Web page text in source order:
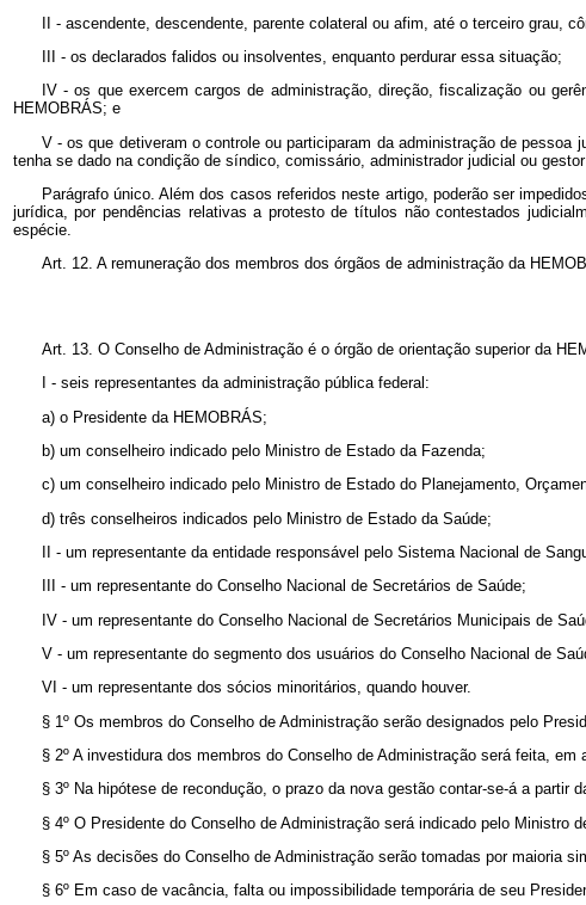
II - ascendente, descendente, parente colateral ou afim, até o terceiro grau,
III - os declarados falidos ou insolventes, enquanto perdurar essa situação;
IV - os que exercem cargos de administração, direção, fiscalização ou
HEMOBRÁS; e
V - os que detiveram o controle ou participaram da administração de
tenha se dado na condição de síndico, comissário, administrador judicial ou gestor
Parágrafo único. Além dos casos referidos neste artigo, poderão ser
jurídica, por pendências relativas a protesto de títulos não contestados
espécie.
Art. 12. A remuneração dos membros dos órgãos de administração da
Art. 13. O Conselho de Administração é o órgão de orientação superior da
I - seis representantes da administração pública federal:
a) o Presidente da HEMOBRÁS;
b) um conselheiro indicado pelo Ministro de Estado da Fazenda;
c) um conselheiro indicado pelo Ministro de Estado do Planejamento,
d) três conselheiros indicados pelo Ministro de Estado da Saúde;
II - um representante da entidade responsável pelo Sistema Nacional de
III - um representante do Conselho Nacional de Secretários de Saúde;
IV - um representante do Conselho Nacional de Secretários Municipais de
V - um representante do segmento dos usuários do Conselho Nacional de
VI - um representante dos sócios minoritários, quando houver.
§ 1º Os membros do Conselho de Administração serão designados pelo
§ 2º A investidura dos membros do Conselho de Administração será feita,
§ 3º Na hipótese de recondução, o prazo da nova gestão contar-se-á a partir
§ 4º O Presidente do Conselho de Administração será indicado pelo
§ 5º As decisões do Conselho de Administração serão tomadas por maioria
§ 6º Em caso de vacância, falta ou impossibilidade temporária de seu